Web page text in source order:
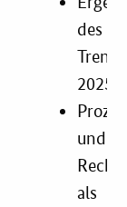
des
2025
und
als